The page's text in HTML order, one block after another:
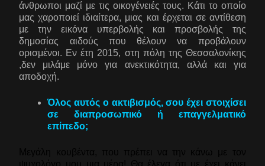
άνθρωποι μαζί με τις οικογένειές τους. Κάτι το οποίο
μας χαροποιεί ιδιαίτερα, μιας και έρχεται σε αντίθεση
με την εικόνα υπερβολής και προσβολής της
δημοσίας αιδούς που θέλουν να προβάλουν
ορισμένοι. Εν έτη 2015, στη πόλη της Θεσσαλονίκης
,δεν μιλάμε μόνο για ανεκτικότητα, αλλά και για
αποδοχή.
Όλος αυτός ο ακτιβισμός, σου έχει στοιχίσει
σε διαπροσωπικό ή επαγγελματικό
επίπεδο;